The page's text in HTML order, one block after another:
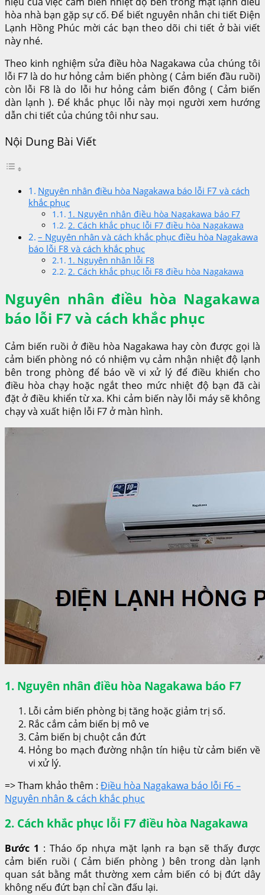
hòa nhà bạn gặp sự cố. Để biết nguyên nhân chi tiết Điện
Lạnh Hồng Phúc mời các bạn theo dõi chi tiết ở bài viết
này nhé.
Theo kinh nghiệm sửa điều hòa Nagakawa của chúng tôi
lỗi F7 là do hư hỏng cảm biến phòng ( Cảm biến đầu ruồi)
còn lỗi F8 là do lỗi hư hỏng cảm biến đông ( Cảm biến
dàn lạnh ). Để khắc phục lỗi này mọi người xem hướng
dẫn chi tiết của chúng tôi như sau.
Nội Dung Bài Viết
Nguyên nhân điều hòa Nagakawa báo lỗi F7 và cách
khắc phục
1. Nguyên nhân điều hòa Nagakawa báo F7
2. Cách khắc phục lỗi F7 điều hòa Nagakawa
– Nguyên nhân và cách khắc phục điều hòa Nagakawa
báo lỗi F8 và cách khắc phục
1. Nguyên nhân lỗi F8
2. Cách khắc phục lỗi F8 điều hòa Nagakawa
Nguyên nhân điều hòa Nagakawa
báo lỗi F7 và cách khắc phục
Cảm biến ruồi ở điều hòa Nagakawa hay còn được gọi là
cảm biến phòng nó có nhiệm vụ cảm nhận nhiệt độ lạnh
bên trong phòng để báo về vi xử lý để điều khiển cho
điều hòa chạy hoặc ngắt theo mức nhiệt độ bạn đã cài
đặt ở điều khiển từ xa. Khi cảm biến này lỗi máy sẽ không
chạy và xuất hiện lỗi F7 ở màn hình.
1. Nguyên nhân điều hòa Nagakawa báo F7
Lỗi cảm biến phòng bị tăng hoặc giảm trị số.
Rắc cắm cảm biến bị mô ve
Cảm biến bị chuột cắn đứt
Hỏng bo mạch đường nhận tín hiệu từ cảm biến về
vi xử lý.
=> Tham khảo thêm : Điều hòa Nagakawa báo lỗi F6 –
Nguyên nhân & cách khắc phục
2. Cách khắc phục lỗi F7 điều hòa Nagakawa
Bước 1 : Tháo ốp nhựa mặt lạnh ra bạn sẽ thấy được
cảm biến ruồi ( Cảm biến phòng ) bên trong dàn lạnh
quan sát bằng mắt thường xem cảm biến có bị đứt dây
không nếu đứt bạn chỉ cần đấu lại.